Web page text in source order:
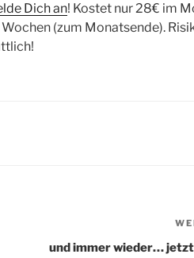
Dich an! Kostet nur 28€ im
(zum Monatsende).
und immer wieder…